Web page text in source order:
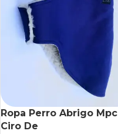
Ropa Perro Abrigo Mpc
Ciro De